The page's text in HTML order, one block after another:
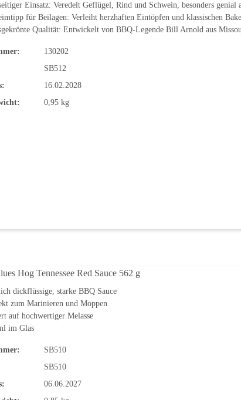
Einsatz: Veredelt Geflügel, Rind und Schwein, besonders genial
für Beilagen: Verleiht herzhaften Eintöpfen und klassischen
Qualität: Entwickelt von BBQ-Legende Bill Arnold aus
130202
SB512
16.02.2028
0,95 kg
Hog Tennessee Red Sauce 562 g
dickflüssige, starke BBQ Sauce
zum Marinieren und Moppen
auf hochwertiger Melasse
im Glas
SB510
SB510
06.06.2027